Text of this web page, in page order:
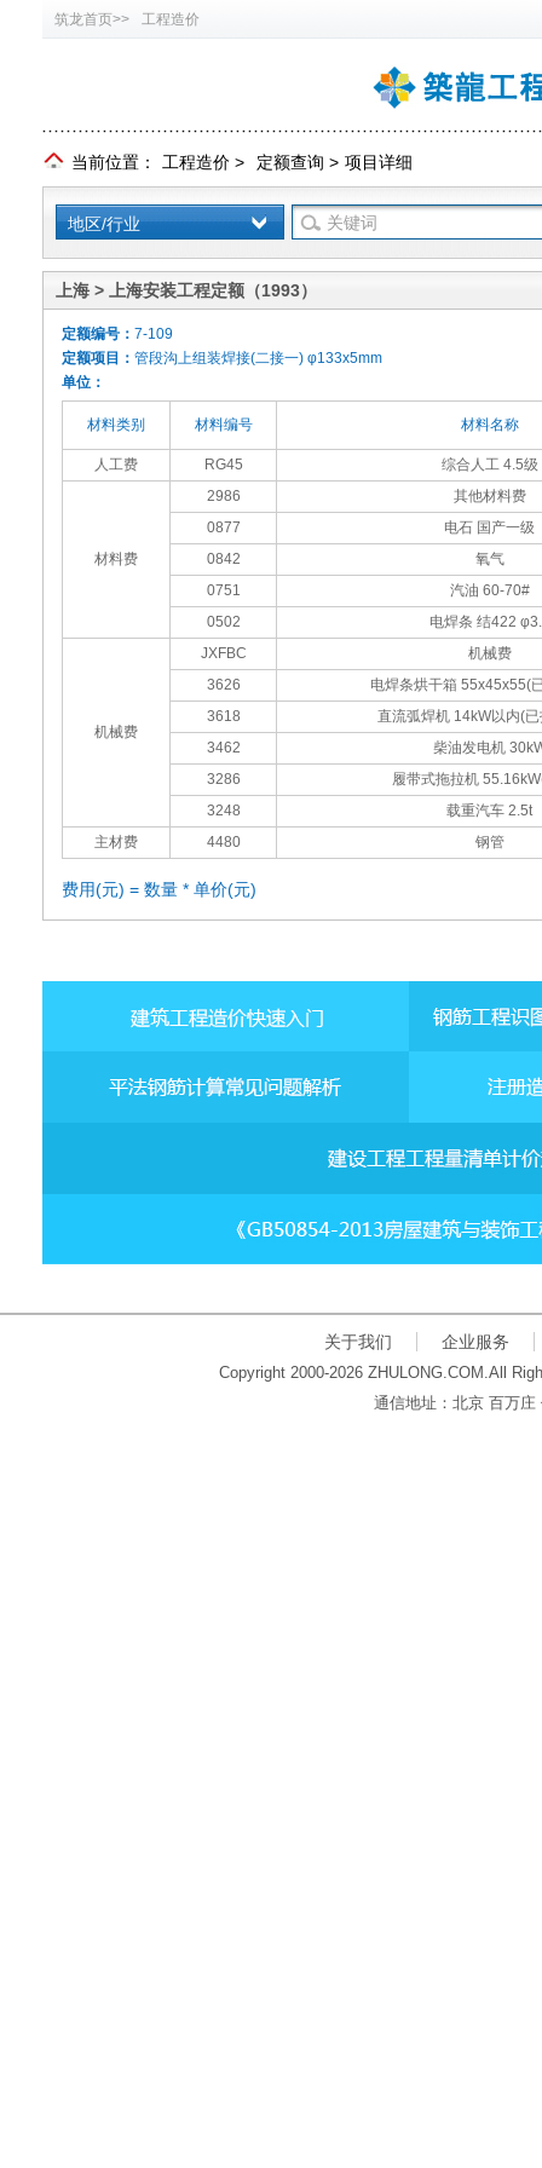
筑龙首页>> 工程造价
当前位置： 工程造价 > 定额查询 > 项目详细
地区/行业
上海 > 上海安装工程定额（1993）
定额编号： 7-109
定额项目： 管段沟上组装焊接(二接一) φ133x5mm
单位：
材料类别 材料编号 材料名称
人工费 RG45 综合人工 4.5级
材料费
2986
其他材料费
0877
电石 国产一级
0842
氧气
0751
汽油 60-70#
0502
电焊条 结422
机械费
JXFBC
机械费
3626
电焊条烘干箱 55x45x55(
3618
直流弧焊机 14kW以内(
3462
柴油发电机
3286
履带式拖拉机
3248
载重汽车 2.5t
主材费
4480 钢管
费用(元) = 数量 * 单价(元)
关于我们 企业服务
Copyright 2000-2026 ZHULONG.COM.All
通信地址：北京 百万